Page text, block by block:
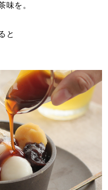
味を。
と